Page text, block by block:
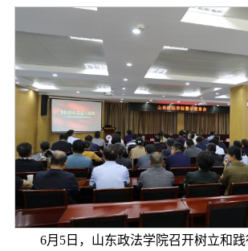
6月5日，山东政法学院召开树立和